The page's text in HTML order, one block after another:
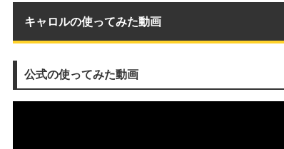
キャロルの使ってみた動画
公式の使ってみた動画